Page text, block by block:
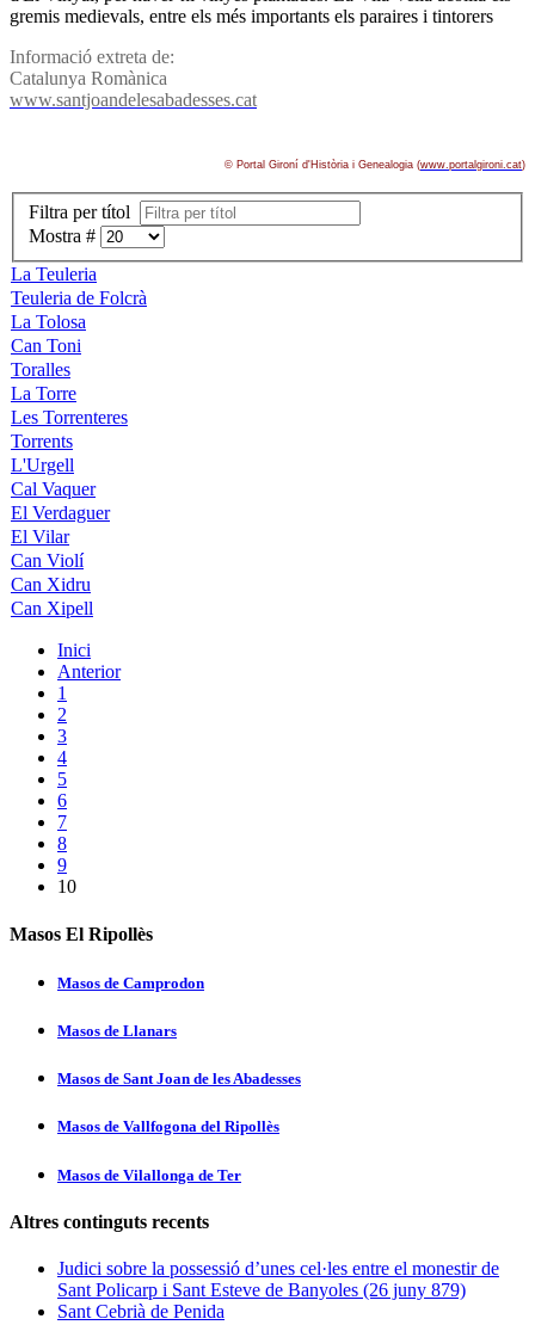
gremis medievals, entre els més importants els paraires i tintorers
Informació extreta de:
Catalunya Romànica
www.santjoandelesabadesses.cat
© Portal Gironí­ d'Història i Genealogia (www.portalgironi.cat)
Filtra per títol
Mostra #
La Teuleria
Teuleria de Folcrà
La Tolosa
Can Toni
Toralles
La Torre
Les Torrenteres
Torrents
L'Urgell
Cal Vaquer
El Verdaguer
El Vilar
Can Violí
Can Xidru
Can Xipell
Inici
Anterior
1
2
3
4
5
6
7
8
9
10
Masos El Ripollès
Masos de Camprodon
Masos de Llanars
Masos de Sant Joan de les Abadesses
Masos de Vallfogona del Ripollès
Masos de Vilallonga de Ter
Altres continguts recents
Judici sobre la possessió d’unes cel·les entre el monestir de
Sant Policarp i Sant Esteve de Banyoles (26 juny 879)
Sant Cebrià de Penida